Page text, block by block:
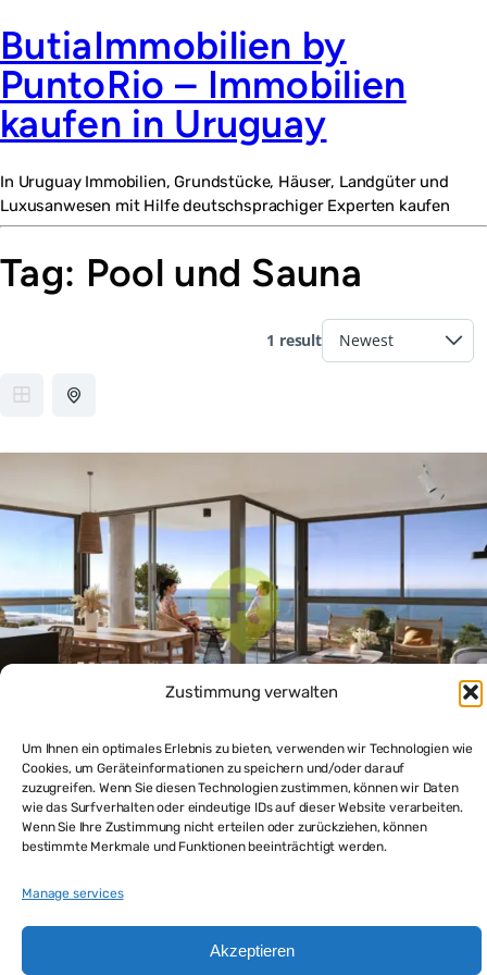
Zustimmung verwalten
Um Ihnen ein optimales Erlebnis zu bieten, verwenden wir Technologien wie
Cookies, um Geräteinformationen zu speichern und/oder darauf
zuzugreifen. Wenn Sie diesen Technologien zustimmen, können wir Daten
wie das Surfverhalten oder eindeutige IDs auf dieser Website verarbeiten.
Wenn Sie Ihre Zustimmung nicht erteilen oder zurückziehen, können
bestimmte Merkmale und Funktionen beeinträchtigt werden.
Manage services
Akzeptieren
ButiaImmobilien by
PuntoRio – Immobilien
kaufen in Uruguay
In Uruguay Immobilien, Grundstücke, Häuser, Landgüter und
Luxusanwesen mit Hilfe deutschsprachiger Experten kaufen
Tag: Pool und Sauna
1 result
Modernes 2-Zimmer-Apartment PuntadelEste mit
Terrasse, Meerblick und Premium-Ausstattung
$388,500